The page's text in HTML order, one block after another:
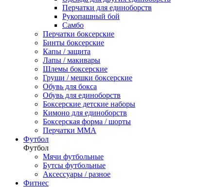
Перчатки для единоборств
Рукопашный бой
Самбо
Перчатки боксерские
Бинты боксерские
Капы / защита
Лапы / макивары
Шлемы боксерские
Груши / мешки боксерские
Обувь для бокса
Обувь для единоборств
Боксерские детские наборы
Кимоно для единоборств
Боксерская форма / шорты
Перчатки ММА
Футбол
Футбол
Мячи футбольные
Бутсы футбольные
Аксессуары / разное
Фитнес